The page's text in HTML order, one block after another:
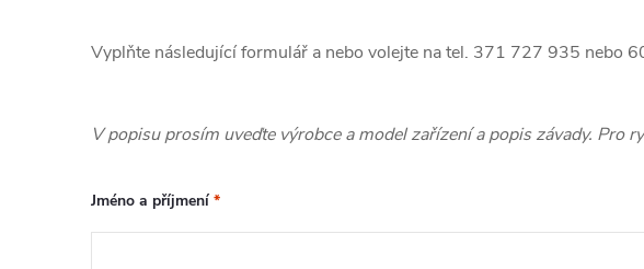
d
c
p
Vyplňte následující formulář a nebo volejte na tel. 371 727 935 nebo
V popisu prosím uveďte výrobce a model zařízení a popis závady. Pro
Jméno a příjmení *